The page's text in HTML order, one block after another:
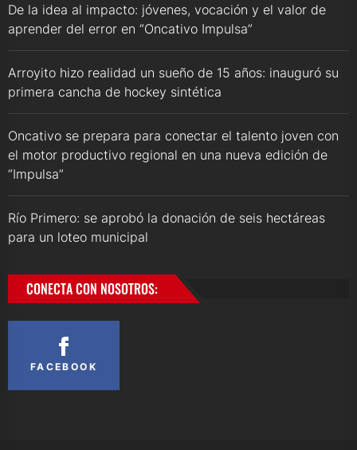
De la idea al impacto: jóvenes, vocación y el valor de
aprender del error en “Oncativo Impulsa”
Arroyito hizo realidad un sueño de 15 años: inauguró su
primera cancha de hockey sintética
Oncativo se prepara para conectar el talento joven con
el motor productivo regional en una nueva edición de
“Impulsa”
Río Primero: se aprobó la donación de seis hectáreas
para un loteo municipal
CONECTA CON NOSOTROS:
FACEBOOK